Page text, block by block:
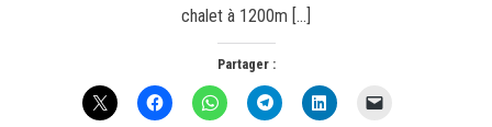
chalet à 1200m […]
Partager :